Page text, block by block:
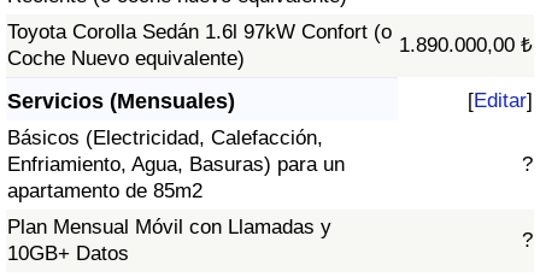
Toyota Corolla Sedán 1.6l 97kW Confort (o
Coche Nuevo equivalente)
1.890.000,00 ₺
Servicios (Mensuales) [Editar]
Básicos (Electricidad, Calefacción,
Enfriamiento, Agua, Basuras) para un
apartamento de 85m2
?
Plan Mensual Móvil con Llamadas y
10GB+ Datos
?